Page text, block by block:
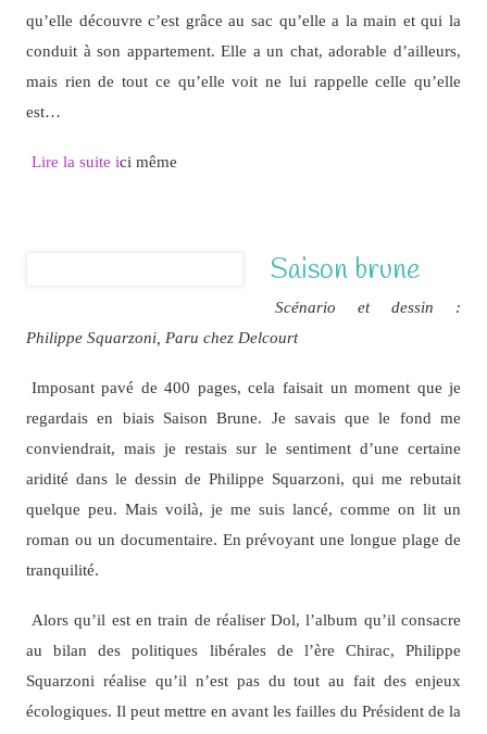
qu’elle découvre c’est grâce au sac qu’elle a la main et qui la
conduit à son appartement. Elle a un chat, adorable d’ailleurs,
mais rien de tout ce qu’elle voit ne lui rappelle celle qu’elle
est…
Lire la suite ici même
Saison brune
Scénario et dessin :
Philippe Squarzoni, Paru chez Delcourt
Imposant pavé de 400 pages, cela faisait un moment que je
regardais en biais Saison Brune. Je savais que le fond me
conviendrait, mais je restais sur le sentiment d’une certaine
aridité dans le dessin de Philippe Squarzoni, qui me rebutait
quelque peu. Mais voilà, je me suis lancé, comme on lit un
roman ou un documentaire. En prévoyant une longue plage de
tranquilité.
Alors qu’il est en train de réaliser Dol, l’album qu’il consacre
au bilan des politiques libérales de l’ère Chirac, Philippe
Squarzoni réalise qu’il n’est pas du tout au fait des enjeux
écologiques. Il peut mettre en avant les failles du Président de la